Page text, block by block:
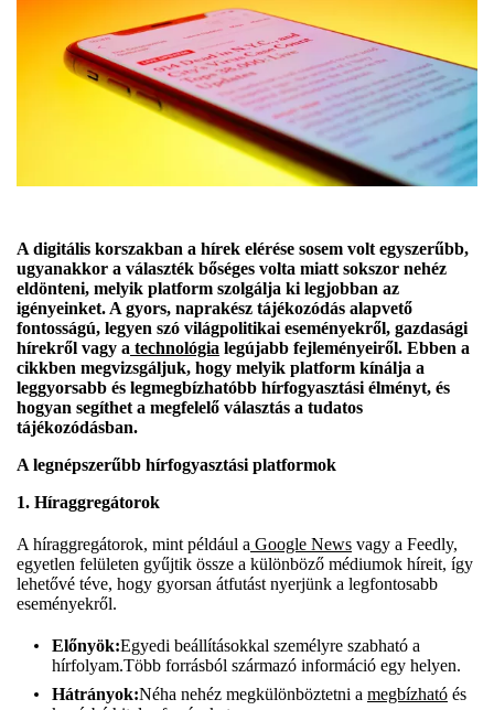
A digitális korszakban a hírek elérése sosem volt egyszerűbb,
ugyanakkor a választék bőséges volta miatt sokszor nehéz
eldönteni, melyik platform szolgálja ki legjobban az
igényeinket. A gyors, naprakész tájékozódás alapvető
fontosságú, legyen szó világpolitikai eseményekről, gazdasági
hírekről vagy a technológia legújabb fejleményeiről. Ebben a
cikkben megvizsgáljuk, hogy melyik platform kínálja a
leggyorsabb és legmegbízhatóbb hírfogyasztási élményt, és
hogyan segíthet a megfelelő választás a tudatos
tájékozódásban.
A legnépszerűbb hírfogyasztási platformok
1. Híraggregátorok
A híraggregátorok, mint például a Google News vagy a Feedly,
egyetlen felületen gyűjtik össze a különböző médiumok híreit, így
lehetővé téve, hogy gyorsan átfutást nyerjünk a legfontosabb
eseményekről.
Előnyök:Egyedi beállításokkal személyre szabható a
hírfolyam.Több forrásból származó információ egy helyen.
Hátrányok:Néha nehéz megkülönböztetni a megbízható és